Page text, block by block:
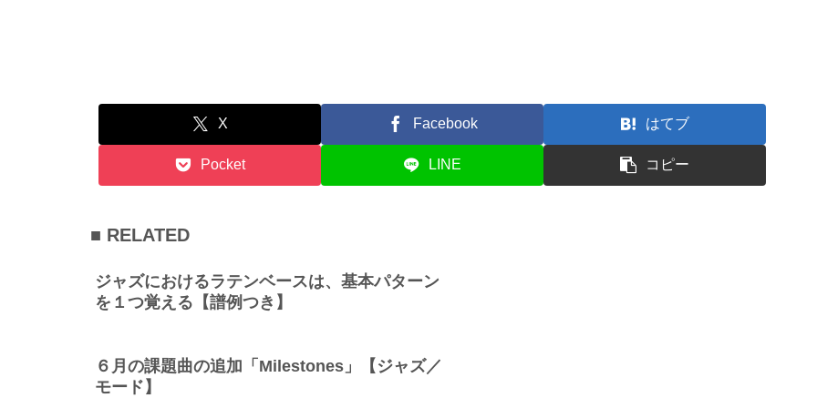
X Facebook はてブ
Pocket LINE コピー
■ RELATED
ジャズにおけるラテンベースは、基本パターン
を１つ覚える【譜例つき】
６月の課題曲の追加「Milestones」【ジャズ／
モード】